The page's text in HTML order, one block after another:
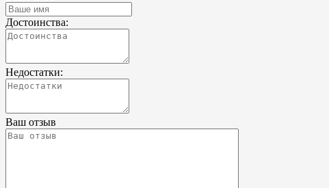
Достоинства:
Недостатки:
Ваш отзыв